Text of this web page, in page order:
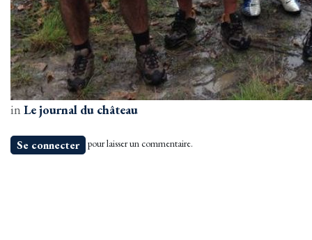
in Le journal du château
Se connecter pour laisser un commentaire.